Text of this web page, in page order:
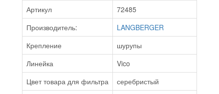
Артикул
72485
Производитель:
LANGBERGER
Крепление
шурупы
Линейка
Vico
Цвет товара для фильтра
серебристый